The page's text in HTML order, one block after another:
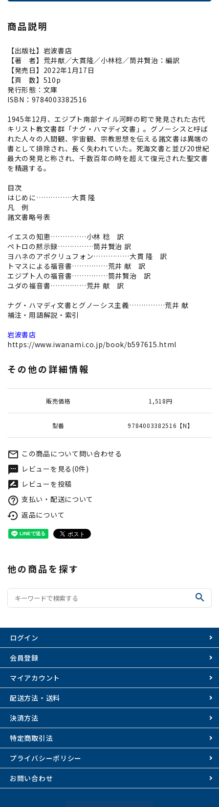
商品説明
【出版社】岩波書店
【著 者】荒井献／大貫隆／小林稔／筒井賢治：編訳
【発売日】2022年1月17日
【頁 数】510p
発行形態：文庫
ISBN：9784003382516
1945年12月、エジプト南部ナイル河畔の町で発見された古代
キリスト教文書群「ナグ・ハマディ文書」。グノーシスと呼ば
れた人々の人間観、宇宙観、宗教思想を伝える諸文書は異端の
書として排除され、長く失われていた。死海文書と並び20世紀
最大の発見と称され、千数百年の時を超えて復元された聖文書
を精選する。
目次
はじめに……………大貫 隆
凡 例
諸文書略号表
イエスの知恵……………小林 稔 訳
ペトロの黙示録……………筒井賢治 訳
ヨハネのアポクリュフォン……………大貫 隆 訳
トマスによる福音書……………荒井 献 訳
エジプト人の福音書……………筒井賢治 訳
ユダの福音書……………荒井 献 訳
ナグ・ハマディ文書とグノーシス主義……………荒井 献
補注・用語解説・索引
岩波書店
https://www.iwanami.co.jp/book/b597615.html
その他の詳細情報
販売価格 1,518円
型番 9784003382516【N】
mail_outline この商品について問い合わせる
textsms レビューを見る(0件)
rate_review レビューを投稿
help_outline 支払い・配送について
settings_backup_restore 返品について
他の商品を探す
search
ログイン
会員登録
マイアカウント
配送方法・送料
決済方法
特定商取引法
プライバシーポリシー
お問い合わせ